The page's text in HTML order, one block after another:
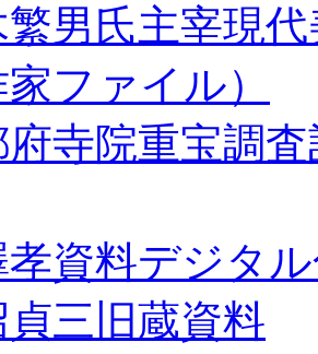
繁男氏主宰現
家ファイル）
府寺院重宝調
孝資料デジタ
三旧蔵資料